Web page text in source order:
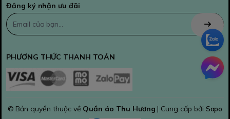
Đăng ký nhận ưu đãi
PHƯƠNG THỨC THANH TOÁN
© Bản quyền thuộc về Quần áo Thu Hương | Cung cấp bởi Sapo